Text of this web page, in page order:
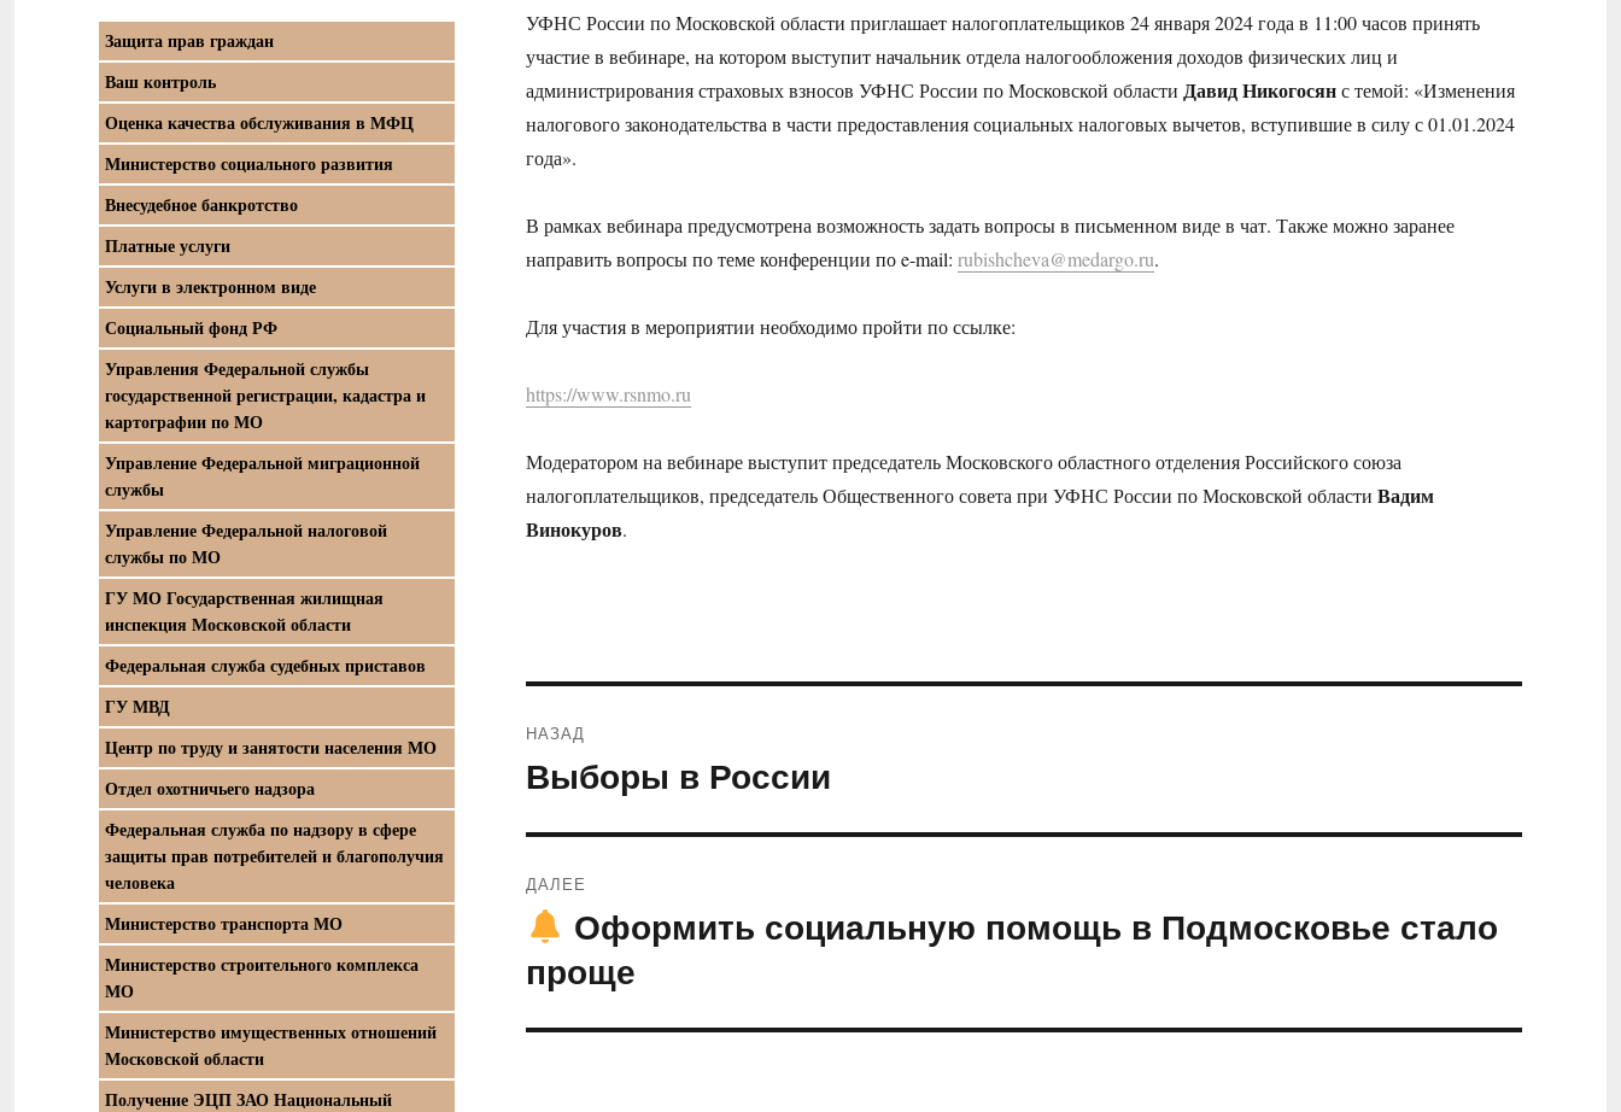
УФНС России по Московской области приглашает налогоплательщиков 24 января 2024 года в 11:00 часов принять
участие в вебинаре, на котором выступит начальник отдела налогообложения доходов физических лиц и
администрирования страховых взносов УФНС России по Московской области Давид Никогосянс темой: «Изменения
налогового законодательства в части предоставления социальных налоговых вычетов, вступившие в силу с 01.01.2024
года».
В рамках вебинара предусмотрена возможность задать вопросы в письменном виде в чат. Также можно заранее
направить вопросы по теме конференции по e-mail: rubishcheva@medargo.ru.
Для участия в мероприятии необходимо пройти по ссылке:
https://www.rsnmo.ru
Модератором на вебинаре выступит председатель Московского областного отделения Российского союза
налогоплательщиков, председатель Общественного совета при УФНС России по Московской области Вадим
Винокуров.
по
НАЗАД
Предыдущая
Выборы в России
ДАЛЕЕ
Следующая
Оформить социальную помощь в Подмосковье стало
проще
Защита прав граждан
Ваш контроль
Оценка качества обслуживания в МФЦ
Министерство социального развития
Внесудебное банкротство
Платные услуги
Услуги в электронном виде
Социальный фонд РФ
Управления Федеральной службы
государственной регистрации, кадастра и
картографии по МО
Управление Федеральной миграционной
службы
Управление Федеральной налоговой
службы по МО
ГУ МО Государственная жилищная
инспекция Московской области
Федеральная служба судебных приставов
ГУ МВД
Центр по труду и занятости населения МО
Отдел охотничьего надзора
Федеральная служба по надзору в сфере
защиты прав потребителей и благополучия
человека
Министерство транспорта МО
Министерство строительного комплекса
МО
Министерство имущественных отношений
Московской области
Получение ЭЦП ЗАО Национальный